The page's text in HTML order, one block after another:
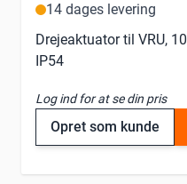
14 dages levering
Drejeaktuator til VRU,
IP54
Log ind for at se din pris
Opret som kunde